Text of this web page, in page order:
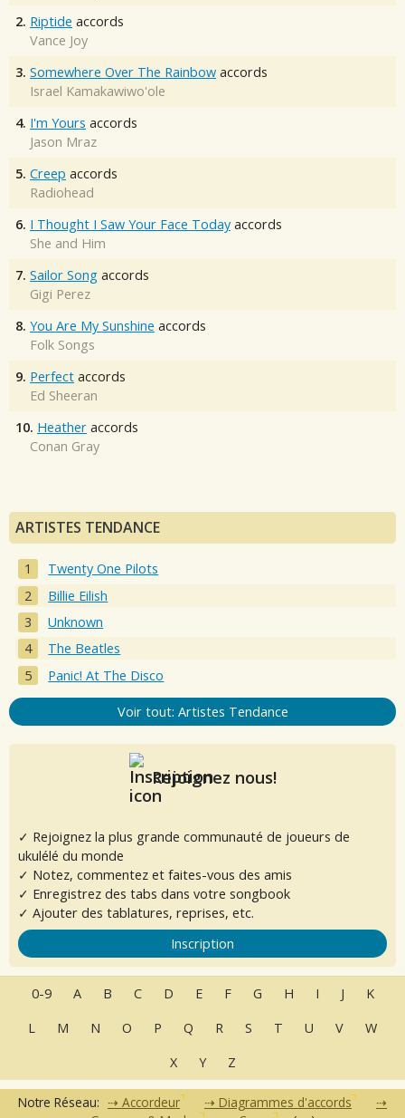
2. Riptide accords
Vance Joy
3. Somewhere Over The Rainbow accords
Israel Kamakawiwo'ole
4. I'm Yours accords
Jason Mraz
5. Creep accords
Radiohead
6. I Thought I Saw Your Face Today accords
She and Him
7. Sailor Song accords
Gigi Perez
8. You Are My Sunshine accords
Folk Songs
9. Perfect accords
Ed Sheeran
10. Heather accords
Conan Gray
ARTISTES TENDANCE
Twenty One Pilots
Billie Eilish
Unknown
The Beatles
Panic! At The Disco
Voir tout: Artistes Tendance
Rejoignez nous!
✓ Rejoignez la plus grande communauté de joueurs de
ukulélé du monde
✓ Notez, commentez et faites-vous des amis
✓ Enregistrez des tabs dans votre songbook
✓ Ajouter des tablatures, reprises, etc.
Inscription
0-9 A B C D E F G H I J
K
L
M N O P Q R S T U V
W
X
Y Z
Notre Réseau: Accordeur
Diagrammes d'accords